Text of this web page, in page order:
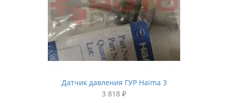
Датчик давления ГУР Haima 3
3 818 ₽